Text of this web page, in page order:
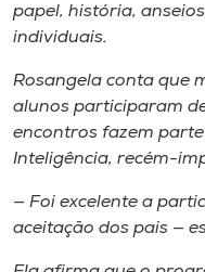
A+
papel, história,
individuais.
Rosangela conta que
alunos participaram
encontros fazem
Inteligência, recém-
— Foi excelente a
aceitação dos pais —